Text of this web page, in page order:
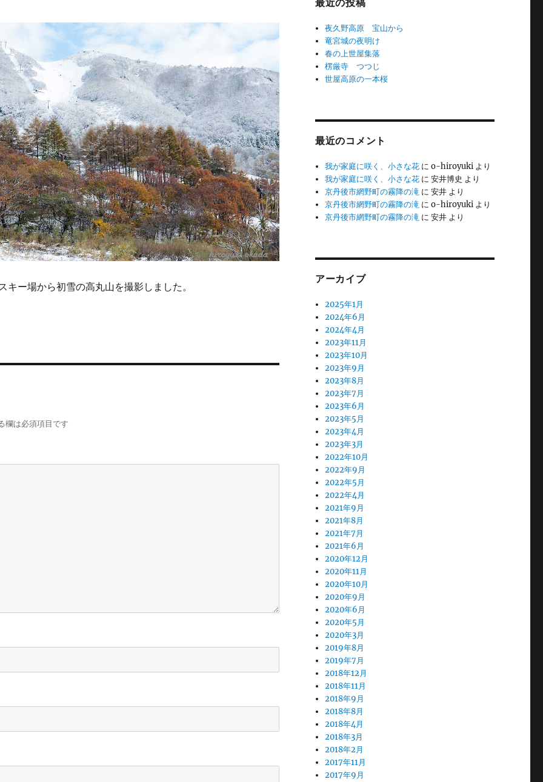
キー場から初雪の高丸山を撮影しました。
欄は必須項目です
最近の投稿
夜久野高原 宝山から
竜宮城の夜明け
春の上世屋集落
楞厳寺 つつじ
世屋高原の一本桜
最近のコメント
我が家庭に咲く、小さな花 にo-hiroyuki より
我が家庭に咲く、小さな花 に安井博史 より
京丹後市網野町の霧降の滝 に安井 より
京丹後市網野町の霧降の滝 にo-hiroyuki より
京丹後市網野町の霧降の滝 に安井 より
アーカイブ
2025年1月
2024年6月
2024年4月
2023年11月
2023年10月
2023年9月
2023年8月
2023年7月
2023年6月
2023年5月
2023年4月
2023年3月
2022年10月
2022年9月
2022年5月
2022年4月
2021年9月
2021年8月
2021年7月
2021年6月
2020年12月
2020年11月
2020年10月
2020年9月
2020年6月
2020年5月
2020年3月
2019年8月
2019年7月
2018年12月
2018年11月
2018年9月
2018年8月
2018年4月
2018年3月
2018年2月
2017年11月
2017年9月